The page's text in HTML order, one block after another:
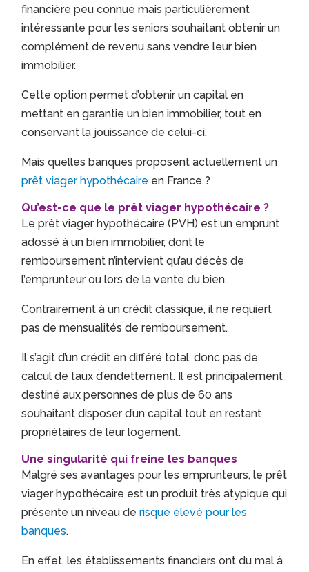
financière peu connue mais particulièrement
intéressante pour les seniors souhaitant obtenir un
complément de revenu sans vendre leur bien
immobilier.
Cette option permet d’obtenir un capital en
mettant en garantie un bien immobilier, tout en
conservant la jouissance de celui-ci.
Mais quelles banques proposent actuellement un
prêt viager hypothécaire en France ?
Qu’est-ce que le prêt viager hypothécaire ?
Le prêt viager hypothécaire (PVH) est un emprunt
adossé à un bien immobilier, dont le
remboursement n’intervient qu’au décès de
l’emprunteur ou lors de la vente du bien.
Contrairement à un crédit classique, il ne requiert
pas de mensualités de remboursement.
Il s’agit d’un crédit en différé total, donc pas de
calcul de taux d’endettement. Il est principalement
destiné aux personnes de plus de 60 ans
souhaitant disposer d’un capital tout en restant
propriétaires de leur logement.
Une singularité qui freine les banques
Malgré ses avantages pour les emprunteurs, le prêt
viager hypothécaire est un produit très atypique qui
présente un niveau derisque élevé pour les
banques.
En effet, les établissements financiers ont du mal à